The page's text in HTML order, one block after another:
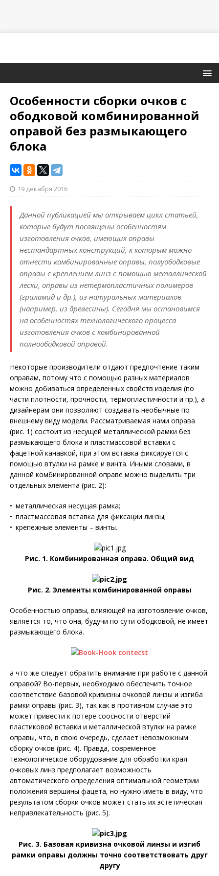
Особенности сборки очков с
ободковой комбинированной
оправой без размыкающего
блока
19 декабря 2016
Данной публикацией мы открываем цикл статьей,
которые будут посвящены особенностям
изготовления очков, имеющих оправы
нестандартных конструкций, к которым можно
отнести комбинированные оправы, полуободковые
оправы с креплением линз с помощью металлической
лески, оправы из нетермопластичных полимеров
(гриламид и др.), из натуральных материалов
(например, из древесины). Сегодня мы остановимся
на особенностях технологического процесса
изготовления очков с комбинированной
полноободковой оправой.
Некоторые производители отдают предпочтение таким
оправам, потому что с помощью разных материалов
можно добиваться определенных свойств изделия (по
части плотности, прочности, термопластичности и пр.), а
дизайнерам они позволяют создавать необычные по
внешнему виду модели. Рассматриваемая нами оправа
(рис. 1) состоит из несущей металлической рамки без
размыкающего блока и пластмассовой вставки с
фацетной канавкой, при этом вставка фиксируется с
помощью втулки на рамке и винта. Иными словами, в
данной комбинированной оправе можно выделить три
отдельных элемента (рис. 2):
• металлическая несущая рамка;
• пластмассовая вставка для фиксации линзы;
• крепежные элементы – винты.
Рис. 1. Комбинированная оправа. Общий вид
Рис. 2. Элементы комбинированной оправы
Особенностью оправы, влияющей на изготовление очков,
является то, что она, будучи по сути ободковой, не имеет
размыкающего блока.
а что же следует обратить внимание при работе с данной
оправой? Во-первых, необходимо обеспечить точное
соответствие базовой кривизны очковой линзы и изгиба
рамки оправы (рис. 3), так как в противном случае это
может привести к потере соосности отверстий
пластиковой вставки и металлической втулки на рамке
оправы, что, в свою очередь, сделает невозможным
сборку очков (рис. 4). Правда, современное
технологическое оборудование для обработки края
очковых линз предполагает возможность
автоматического определения оптимальной геометрии
положения вершины фацета, но нужно иметь в виду, что
результатом сборки очков может стать их эстетическая
непривлекательность (рис. 5).
Рис. 3. Базовая кривизна очковой линзы и изгиб
рамки оправы должны точно соответствовать друг
другу